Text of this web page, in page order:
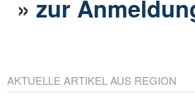
»zur
AKTUELLE ARTIKEL AUS REGION